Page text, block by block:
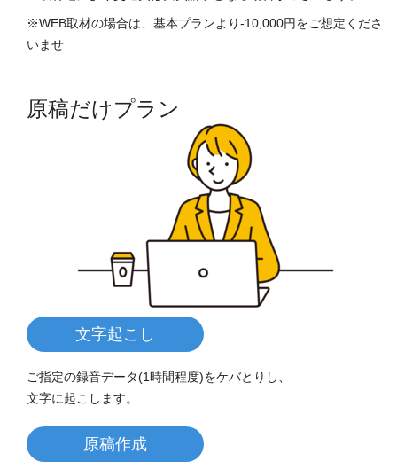
※WEB取材の場合は、基本プランより-10,000円をご想定くださ
いませ
原稿だけプラン
文字起こし
ご指定の録音データ(1時間程度)をケバとりし、
文字に起こします。
原稿作成